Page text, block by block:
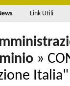
Link Utili
»
Italia"